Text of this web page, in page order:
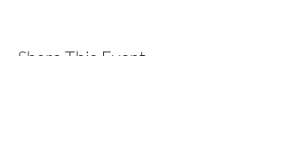
Share This Event